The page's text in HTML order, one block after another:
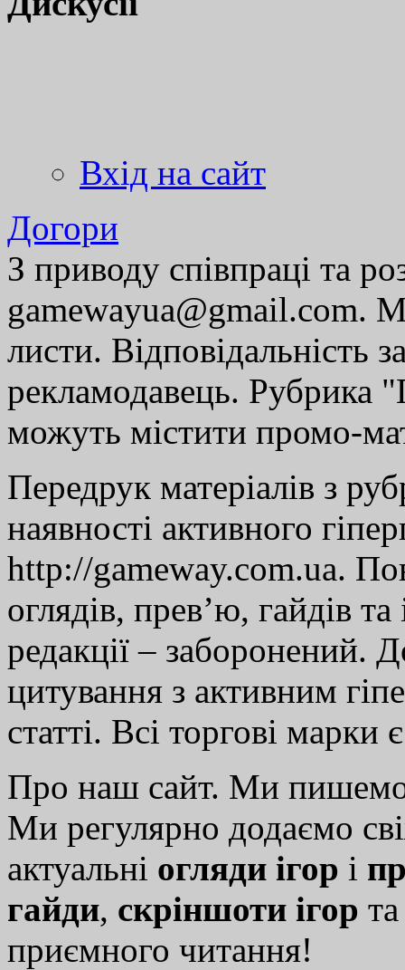
Вхід на сайт
Догори
З приводу співпраці та
gamewayua@gmail.com.
листи. Відповідальність
рекламодавець. Рубрика
можуть містити промо-
Передрук матеріалів з
наявності активного
http://gameway.com.ua.
оглядів, прев’ю, гайдів
редакції – заборонений.
цитування з активним
статті. Всі торгові марки
Про наш сайт. Ми
Ми регулярно додаємо
актуальні огляди ігор і
гайди, скріншоти ігор
приємного читання!